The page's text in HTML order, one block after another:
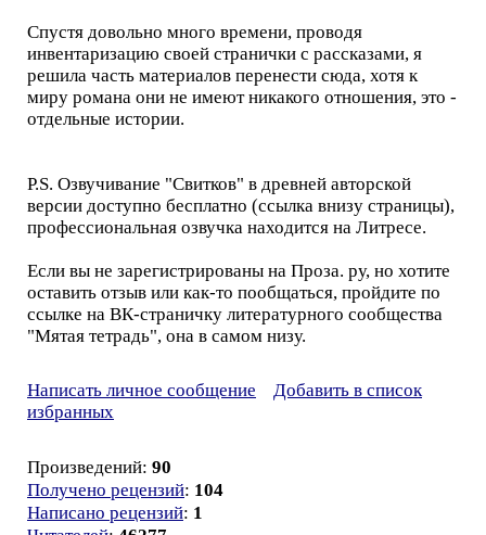
Спустя довольно много времени, проводя
инвентаризацию своей странички с рассказами, я
решила часть материалов перенести сюда, хотя к
миру романа они не имеют никакого отношения, это -
отдельные истории.
P.S. Озвучивание "Свитков" в древней авторской
версии доступно бесплатно (ссылка внизу страницы),
профессиональная озвучка находится на Литресе.
Если вы не зарегистрированы на Проза. ру, но хотите
оставить отзыв или как-то пообщаться, пройдите по
ссылке на ВК-страничку литературного сообщества
"Мятая тетрадь", она в самом низу.
Написать личное сообщение
Добавить в список
избранных
Произведений: 90
Получено рецензий: 104
Написано рецензий: 1